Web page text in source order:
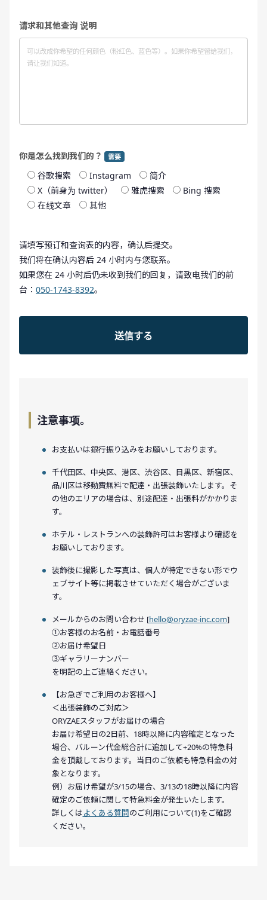
请求和其他查询 说明
你是怎么找到我们的？ 需要
谷歌搜索 Instagram
简介
X（前身为 twitter）
雅虎搜索
Bing 搜索
在线文章
其他
请填写预订和查询表的内容，确认后提交。
我们将在确认内容后 24 小时内与您联系。
如果您在 24 小时后仍未收到我们的回复，请致电我们的前
台： 050-1743-8392。
注意事项。
お支払いは銀行振り込みをお願いしております。
千代田区、中央区、港区、渋谷区、目黒区、新宿区、
品川区は移動費無料で配達・出張装飾いたします。そ
の他のエリアの場合は、別途配達・出張料がかかりま
す。
ホテル・レストランへの装飾許可はお客様より確認を
お願いしております。
装飾後に撮影した写真は、個人が特定できない形でウ
ェブサイト等に掲載させていただく場合がございま
す。
メールからのお問い合わせ [hello@oryzae-inc.com]
①お客様のお名前・お電話番号
②お届け希望日
③ギャラリーナンバー
を明記の上ご連絡ください。
【お急ぎでご利用のお客様へ】
＜出張装飾のご対応＞
ORYZAEスタッフがお届けの場合
お届け希望日の2日前、18時以降に内容確定となった
場合、バルーン代金総合計に追加して+20%の特急料
金を頂戴しております。当日のご依頼も特急料金の対
象となります。
例）お届け希望が3/15の場合、3/13の18時以降に内容
確定のご依頼に関して特急料金が発生いたします。
詳しくはよくある質問のご利用について(1)をご確認
ください。